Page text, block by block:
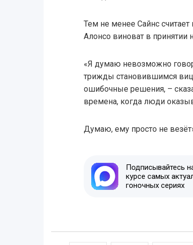
Тем не менее Сайнс
Алонсо виноват в
«Я думаю невозможно
трижды становившимся
ошибочные решения, –
времена, когда люди
Думаю, ему просто не
Подписывайтесь
курсе самых
гоночных сериях